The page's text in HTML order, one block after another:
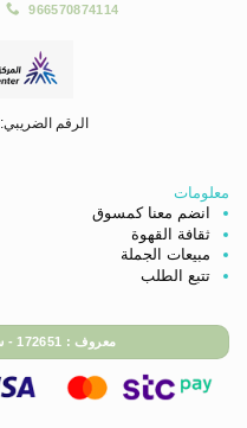
966570874114
الرقم الضريبي:312714252800003
معلومات
انضم معنا كمسوق
ثقافة القهوة
مبيعات الجملة
تتبع الطلب
معروف : 172651 - س ت : 7009741583